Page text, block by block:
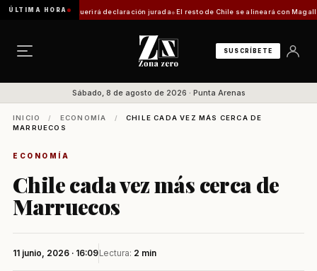
ÚLTIMA HORA
trámite requerirá declaración jurada El resto de Chile se alineará con Magallanes:
SUSCRÍBETE
Sábado, 8 de agosto de 2026 · Punta Arenas
INICIO / ECONOMÍA /
CHILE CADA VEZ MÁS CERCA DE
MARRUECOS
ECONOMÍA
Chile cada vez más cerca de
Marruecos
11 junio, 2026 · 16:09Lectura: 2 min